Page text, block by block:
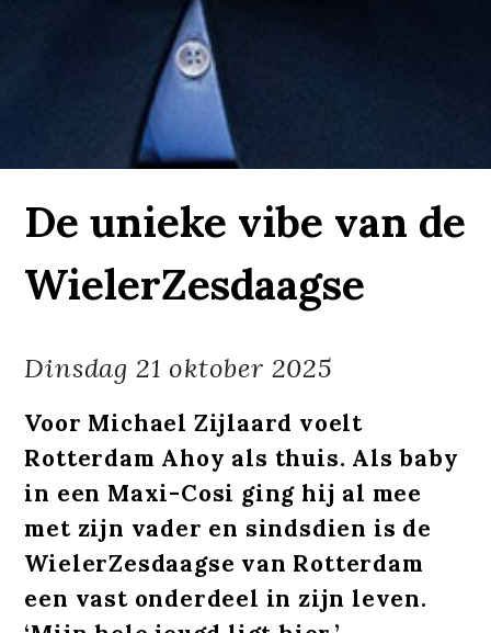
De unieke vibe van de
WielerZesdaagse
Dinsdag 21 oktober 2025
Voor Michael Zijlaard voelt
Rotterdam Ahoy als thuis. Als baby
in een Maxi-Cosi ging hij al mee
met zijn vader en sindsdien is de
WielerZesdaagse van Rotterdam
een vast onderdeel in zijn leven.